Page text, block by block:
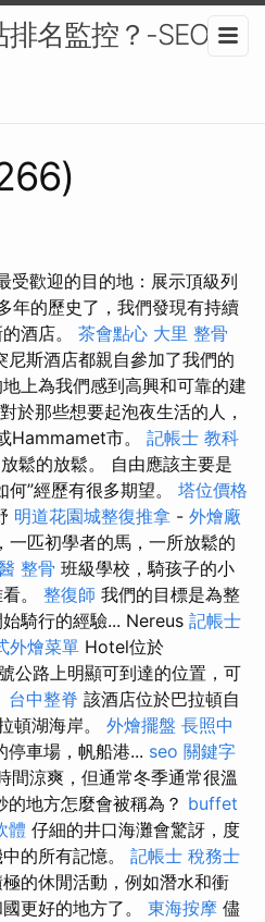
排名監控？-SEO服
受歡迎的目的地：展示頂級列
年的歷史了，我們發現有持續
酒店。 茶會點心 大里 整骨
尼斯酒店都親自參加了我們的
上為我們感到高興和可靠的建
對於那些想要起泡夜生活的人，
Hammamet市。 記帳士 教科
鬆的放鬆。 自由應該主要是
”經歷有很多期望。 塔位價格
明道花園城整復推拿 - 外燴廠
匹初學者的馬，一所放鬆的
整骨 班級學校，騎孩子的小
。 整復師 我們的目標是為整
騎行的經驗... Nereus 記帳士
外燴菜單 Hotel位於
公路上明顯可到達的位置，可
台中整脊 該酒店位於巴拉頓自
頓湖海岸。 外燴擺盤 長照中
停車場，帆船港... seo 關鍵字
間涼爽，但通常冬季通常很溫
地方怎麼會被稱為？ buffet
體 仔細的井口海灘會驚訝，度
的所有記憶。 記帳士 稅務士
的休閒活動，例如潛水和衝
更好的地方了。 東海按摩 儘